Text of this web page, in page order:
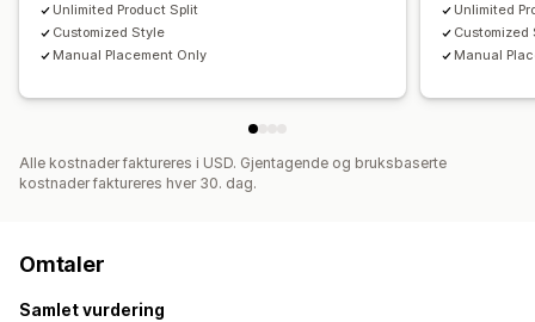
Unlimited Product Split
Customized Style
Manual Placement Only
Unlimited
Customized
Manual
Alle kostnader faktureres i USD. Gjentagende og bruksbaserte
kostnader faktureres hver 30. dag.
Omtaler
Samlet vurdering